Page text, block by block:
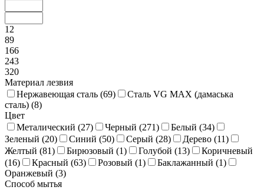
12
89
166
243
320
Материал лезвия
Нержавеющая сталь (69)
Сталь VG MAX (дамаська
сталь) (8)
Цвет
Металический (27) Черный (271) Белый (34)
Зеленый (20) Синий (50) Серый (28) Дерево (11)
Желтый (81) Бирюзовый (1) Голубой (13)
Коричневый
(16) Красный (63) Розовый (1) Баклажанный (1)
Оранжевый (3)
Способ мытья